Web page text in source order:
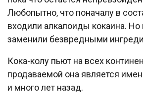
Любопытно, что поначалу в
входили алкалоиды кокаина. Но
заменили безвредными
Кока-колу пьют на всех
продаваемой она является
и много лет назад.